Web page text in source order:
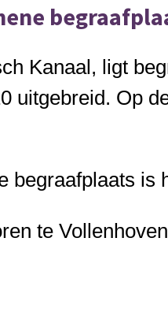
Kanaal, ligt
uitgebreid. Op
begraafplaats is
te